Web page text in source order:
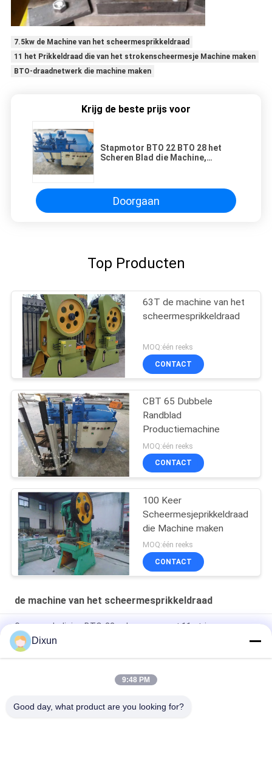
7.5kw de Machine van het scheermesprikkeldraad
11 het Prikkeldraad die van het strokenscheermesje Machine maken
BTO-draadnetwerk die machine maken
Krijg de beste prijs voor
Stapmotor BTO 22 BTO 28 het
Scheren Blad die Machine,
Doorgaan
Top Producten
63T de machine van het
scheermesprikkeldraad
MOQ:één reeks
CONTACT
CBT 65 Dubbele
Randblad
Productiemachine
MOQ:één reeks
CONTACT
100 Keer
Scheermesjeprikkeldraad
die Machine maken
MOQ:één reeks
CONTACT
de machine van het scheermesprikkeldraad
Grensverdediging BTO-22 scheerapparaat 11 strips
scheerapparaat prikkeldraad
Punch Druk 63T BTO-22 11 Strips Razor Wire Making Machine
Productiesnelheid 220-280m/h 9 strips BTO-22 Razor Barbed
Dixun
9:48 PM
Good day, what product are you looking for?